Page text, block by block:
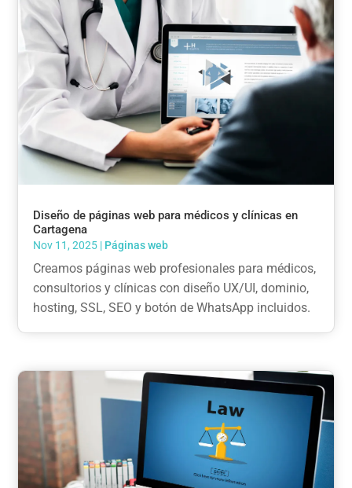
Diseño de páginas web para médicos y clínicas en
Cartagena
Nov 11, 2025 | Páginas web
Creamos páginas web profesionales para médicos,
consultorios y clínicas con diseño UX/UI, dominio,
hosting, SSL, SEO y botón de WhatsApp incluidos.